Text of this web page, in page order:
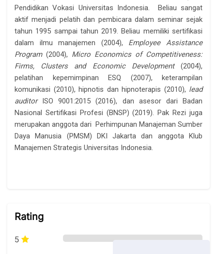
Pendidikan Vokasi Universitas Indonesia. Beliau sangat
aktif menjadi pelatih dan pembicara dalam seminar sejak
tahun 1995 sampai tahun 2019. Beliau memiliki sertifikasi
dalam ilmu manajemen (2004), Employee Assistance
Program(2004), Micro Economics of Competitiveness:
Firms, Clusters and Economic Development(2004),
pelatihan kepemimpinan ESQ (2007), keterampilan
komunikasi (2010), hipnotis dan hipnoterapis (2010), lead
auditorISO 9001:2015 (2016), dan asesor dari Badan
Nasional Sertifikasi Profesi (BNSP) (2019). Pak Rezi juga
merupakan anggota dari Perhimpunan Manajeman Sumber
Daya Manusia (PMSM) DKI Jakarta dan anggota Klub
Manajemen Strategis Universitas Indonesia.
Rating
5